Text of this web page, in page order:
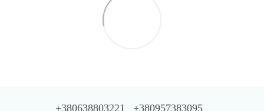
+380638803221 +380957383095